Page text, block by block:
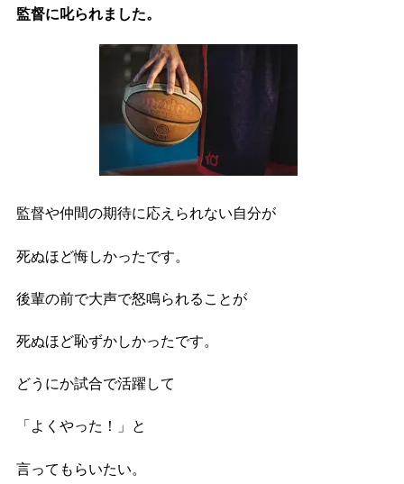
監督に叱られました。
監督や仲間の期待に応えられない自分が
死ぬほど悔しかったです。
後輩の前で大声で怒鳴られることが
死ぬほど恥ずかしかったです。
どうにか試合で活躍して
「よくやった！」と
言ってもらいたい。